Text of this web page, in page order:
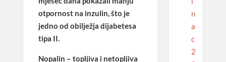
otpornost na inzulin, što je
jedno od obilježja dijabetesa
tipa II.
Nopalin – topljiva i netopljiva
n
a
c
2